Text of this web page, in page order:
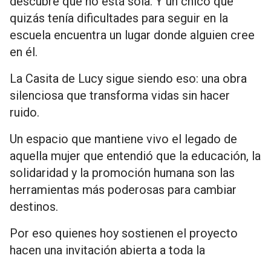
quizás tenía dificultades para seguir en la
escuela encuentra un lugar donde alguien cree
en él.
La Casita de Lucy sigue siendo eso: una obra
silenciosa que transforma vidas sin hacer
ruido.
Un espacio que mantiene vivo el legado de
aquella mujer que entendió que la educación, la
solidaridad y la promoción humana son las
herramientas más poderosas para cambiar
destinos.
Por eso quienes hoy sostienen el proyecto
hacen una invitación abierta a toda la